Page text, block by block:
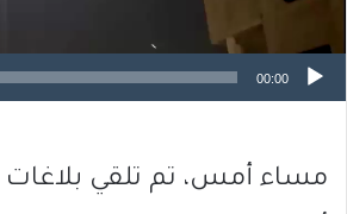
00:00
مساء أمس، تم تلقي